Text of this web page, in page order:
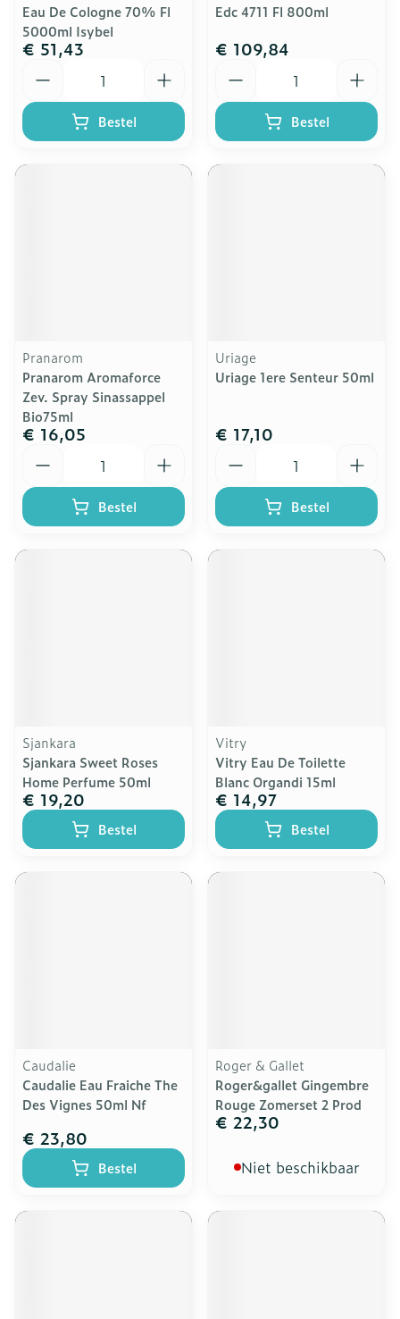
Eau De Cologne 70% Fl
5000ml Isybel
€ 51,43
Bestel
Edc 4711 Fl 800ml
€ 109,84
Bestel
Pranarom
Pranarom Aromaforce
Zev. Spray Sinassappel
Bio75ml
€ 16,05
Bestel
Uriage
Uriage 1ere Senteur 50ml
€ 17,10
Bestel
Sjankara
Sjankara Sweet Roses
Home Perfume 50ml
€ 19,20
Bestel
Vitry
Vitry Eau De Toilette
Blanc Organdi 15ml
€ 14,97
Bestel
Caudalie
Caudalie Eau Fraiche The
Des Vignes 50ml Nf
€ 23,80
Bestel
Roger & Gallet
Roger&gallet Gingembre
Rouge Zomerset 2 Prod
€ 22,30
Niet beschikbaar